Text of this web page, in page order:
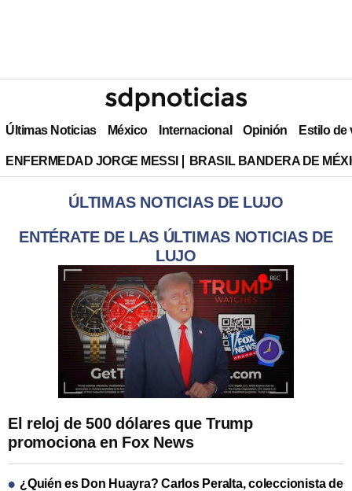
Últimas Noticias México Internacional Opinión Estilo de
ENFERMEDAD JORGE MESSI BRASIL BANDERA DE
ÚLTIMAS NOTICIAS DE LUJO
ENTÉRATE DE LAS ÚLTIMAS NOTICIAS DE
LUJO
El reloj de 500 dólares que Trump
promociona en Fox News
¿Quién es Don Huayra? Carlos Peralta, coleccionista de